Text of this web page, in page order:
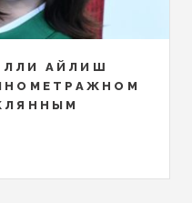
АЙЛИШ